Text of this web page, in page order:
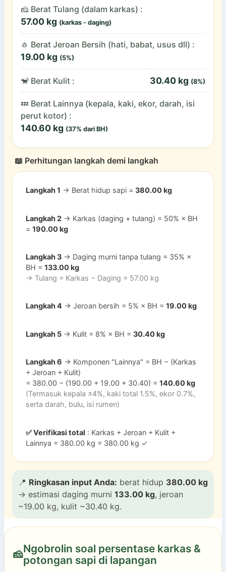
🧀 Berat Tulang (dalam karkas) :
57.00 kg (karkas - daging)
🧄 Berat Jeroan Bersih (hati, babat, usus dll) :
19.00 kg (5%)
🐒 Berat Kulit : 30.40 kg (8%)
💤 Berat Lainnya (kepala, kaki, ekor, darah, isi
perut kotor) :
140.60 kg (37% dari BH)
📖 Perhitungan langkah demi langkah
Langkah 1 → Berat hidup sapi = 380.00 kg
Langkah 2 → Karkas (daging + tulang) = 50% × BH
= 190.00 kg
Langkah 3 → Daging murni tanpa tulang = 35% ×
BH = 133.00 kg
→ Tulang = Karkas − Daging = 57.00 kg
Langkah 4 → Jeroan bersih = 5% × BH = 19.00 kg
Langkah 5 → Kulit = 8% × BH = 30.40 kg
Langkah 6 → Komponen "Lainnya" = BH − (Karkas
+ Jeroan + Kulit)
= 380.00 − (190.00 + 19.00 + 30.40) = 140.60 kg
(Termasuk kepala ±4%, kaki total 1.5%, ekor 0.7%,
serta darah, bulu, isi rumen)
✅ Verifikasi total : Karkas + Jeroan + Kulit +
Lainnya = 380.00 kg = 380.00 kg ✓
📍 Ringkasan input Anda: berat hidup 380.00 kg
→ estimasi daging murni 133.00 kg, jeroan
~19.00 kg, kulit ~30.40 kg.
🧀Ngobrolin soal persentase karkas &
potongan sapi di lapangan